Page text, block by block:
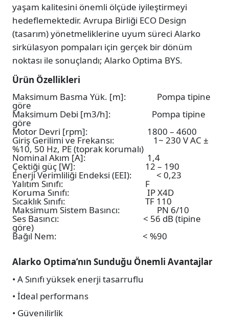
yaşam kalitesini önemli ölçüde iyileştirmeyi
hedeflemektedir. Avrupa Birliği ECO Design
(tasarım) yönetmeliklerine uyum süreci Alarko
sirkülasyon pompaları için gerçek bir dönüm
noktası ile sonuçlandı; Alarko Optima BYS.
Ürün Özellikleri
Maksimum Basma Yük. [m]: Pompa tipine
göre
Maksimum Debi [m3/h]: Pompa tipine
göre
Motor Devri [rpm]: 1800 – 4600
Giriş Gerilimi ve Frekansı: 1~ 230 V AC ±
%10, 50 Hz, PE (toprak korumalı)
Nominal Akım [A]: 1,4
Çektiği güç [W]: 12 – 190
Enerji Verimliliği Endeksi (EEI): < 0,23
Yalıtım Sınıfı: F
Koruma Sınıfı: IP X4D
Sıcaklık Sınıfı: TF 110
Maksimum Sistem Basıncı: PN 6/10
Ses Basıncı: < 56 dB (tipine
göre)
Bağıl Nem: < %90
Alarko Optima’nın Sunduğu Önemli Avantajlar
• A Sınıfı yüksek enerji tasarruflu
• İdeal performans
• Güvenilirlik